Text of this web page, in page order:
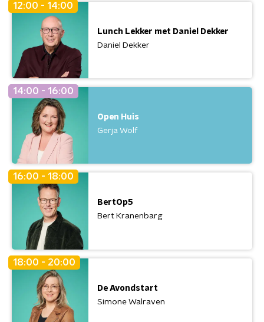
12:00 - 14:00
Lunch Lekker met Daniel Dekker
Daniel Dekker
14:00 - 16:00
Open Huis
Gerja Wolf
16:00 - 18:00
BertOp5
Bert Kranenbarg
18:00 - 20:00
De Avondstart
Simone Walraven